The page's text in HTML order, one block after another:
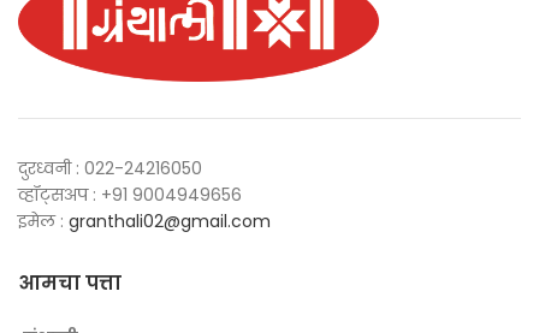
दुरध्वनी : 022-24216050
व्हॉट्सअप : +91 9004949656
इमेल : granthali02@gmail.com
आमचा पत्ता